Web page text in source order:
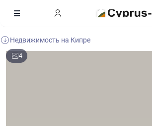
Недвижимость на Кипре
4